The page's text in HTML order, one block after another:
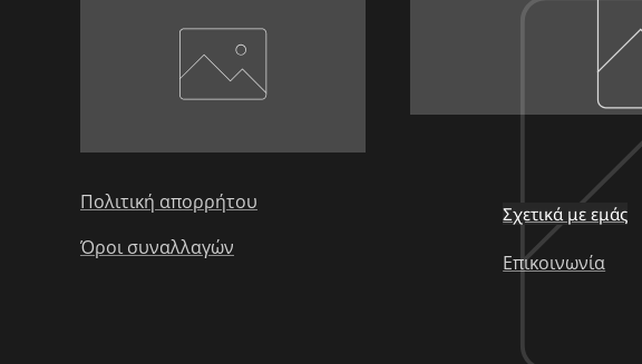
Πολιτική απορρήτου
Όροι συναλλαγών
Σχετικά με εμάς
Επικοινωνία